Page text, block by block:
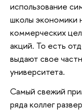
использование
школы экономики
коммерческих
акций. То есть
выдают свое
университета.
Самый свежий
ряда коллег